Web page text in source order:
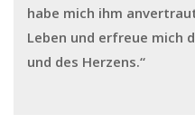
habe mich ihm
Leben und erfreue mich
und des Herzens.“